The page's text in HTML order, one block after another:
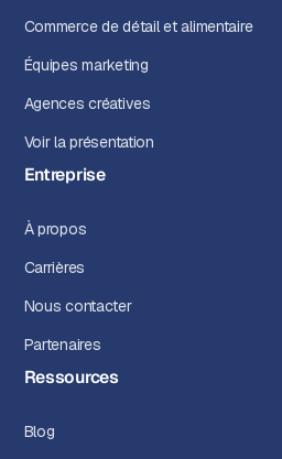
Commerce de détail et alimentaire
Équipes marketing
Agences créatives
Voir la présentation
Entreprise
À propos
Carrières
Nous contacter
Partenaires
Ressources
Blog